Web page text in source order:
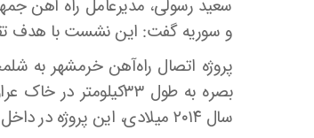
سعید رسولی، مدیرعامل راه آهن
و سوریه گفت: این نشست با هدف
بصره به طول
سال ۲۰۱۴ میلادی، این پروژه در داخل عراق با وقفه همراه بوده است.